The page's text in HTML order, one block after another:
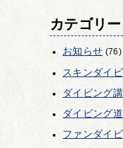
カテゴリー
お知らせ (76)
スキンダイ
ダイビング
ダイビング
ファンダイ